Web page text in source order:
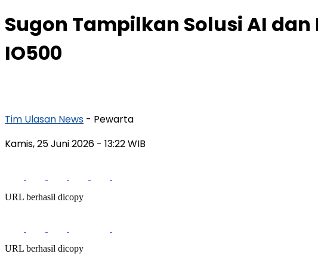
Sugon Tampilkan Solusi AI
IO500
Tim Ulasan News - Pewarta
Kamis, 25 Juni 2026 - 13:22 WIB
URL berhasil dicopy
URL berhasil dicopy